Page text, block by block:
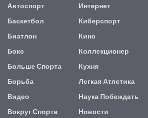
Автоспорт
Баскетбол
Биатлон
Бокс
Больше Спорта
Борьба
Видео
Вокруг Спорта
Интернет
Киберспорт
Кино
Коллекционер
Кухня
Легкая Атлетика
Наука Побеждать
Новости